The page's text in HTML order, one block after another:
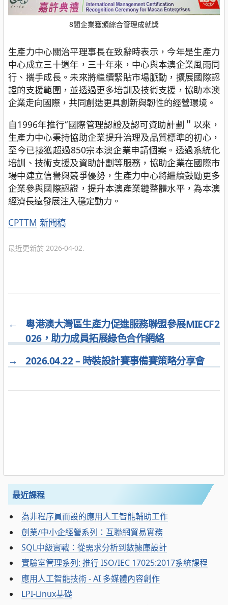
8間企業獲頒綜合管理成就獎
生產力中心關治平理事長在致辭時表示，今年是生產力
中心成立三十週年，三十年來，中心與本澳企業風雨同
行、攜手成長。未來將繼續緊貼市場脈動，擴展國際認
證的支援範圍，並透過更多培訓及技術支援，協助本澳
企業走向國際，共同創造更具創新與韌性的經營環境。
自1996年推行“國際管理認證及認可資助計劃＂以來，
生產力中心秉持協助企業提升治理及品質標準的初心，
至今已接獲超過850宗本澳企業申請個案。透過系統化
培訓、技術支援及資助計劃等服務，協助企業在國際市
場中建立信譽與競爭優勢，生產力中心將繼續鼓勵更多
企業參與國際認證，提升本澳產業鏈整體水平，為本澳
經濟長遠發展注入穩定動力。
分
CPTTM 新聞稿
最近更新於 2026-04-02.
←
粵港澳大灣區生產力促進服務聯盟參展MIECF2
026，助力成員拓展綠色合作網絡
→
2026.04.22 – 時裝設計賽事備賽策略分享會
最近課程
為非程序員而設的應用人工智能輔助工作
創業/中小企經營系列：互聯網貿易實務
SQL中級實戰：從需求分析到數據庫設計
實驗室管理系列: 推行 ISO/IEC 17025:2017系統課程
應用人工智能技術 - AI 多媒體內容創作
LPI-Linux基礎